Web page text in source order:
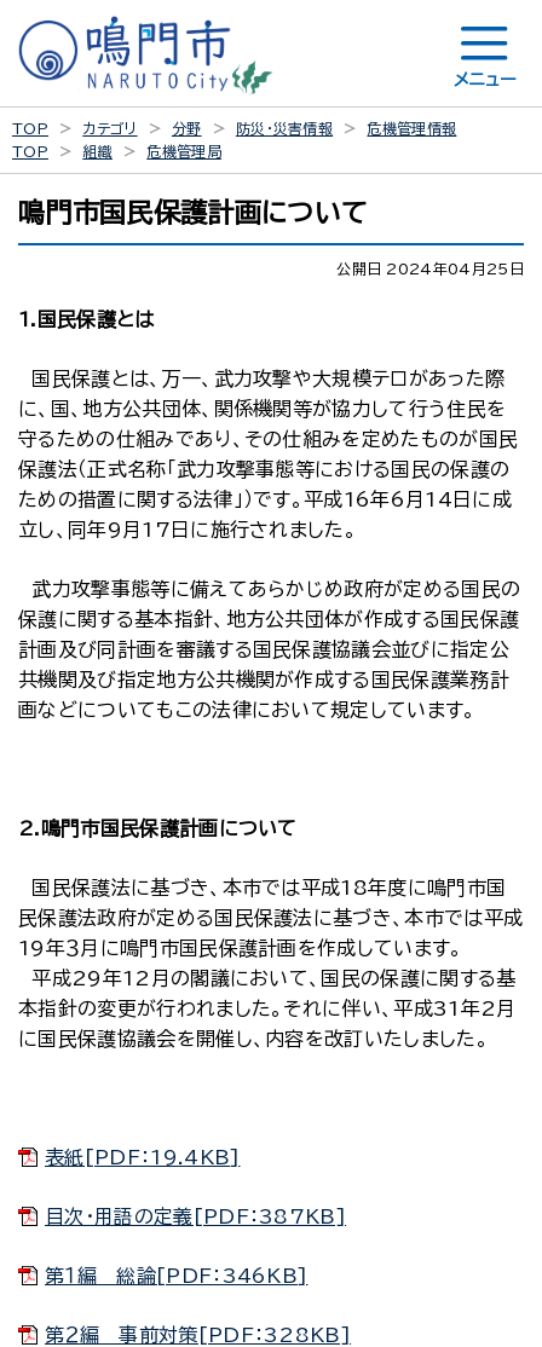
メニュー
TOP カテゴリ 分野 防災・災害情報
危機管理情報
TOP
組織 危機管理局
鳴門市国民保護計画について
公開日 2024年04月25日
1.国民保護とは
国民保護とは、万一、武力攻撃や大規模テロがあった際
に、国、地方公共団体、関係機関等が協力して行う住民を
守るための仕組みであり、その仕組みを定めたものが国民
保護法（正式名称「武力攻撃事態等における国民の保護の
ための措置に関する法律」）です。平成16年6月14日に成
立し、同年9月17日に施行されました。
武力攻撃事態等に備えてあらかじめ政府が定める国民の
保護に関する基本指針、地方公共団体が作成する国民保護
計画及び同計画を審議する国民保護協議会並びに指定公
共機関及び指定地方公共機関が作成する国民保護業務計
画などについてもこの法律において規定しています。
2.鳴門市国民保護計画について
国民保護法に基づき、本市では平成18年度に鳴門市国
民保護法政府が定める国民保護法に基づき、本市では平成
19年３月に鳴門市国民保護計画を作成しています。
平成29年12月の閣議において、国民の保護に関する基
本指針の変更が行われました。それに伴い、平成31年2月
に国民保護協議会を開催し、内容を改訂いたしました。
表紙[PDF：19.4KB]
目次・用語の定義[PDF：387KB]
第１編 総論[PDF：346KB]
第２編 事前対策[PDF：328KB]